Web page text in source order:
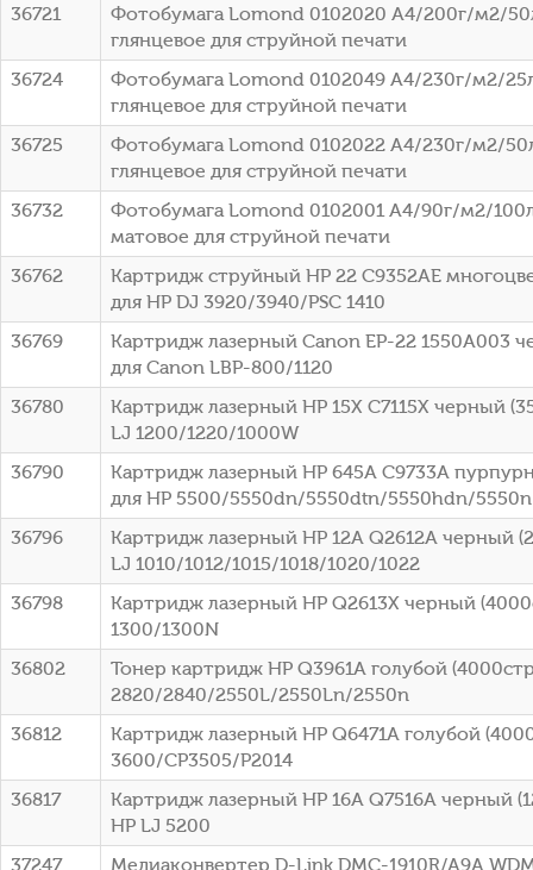
36721
Фотобумага Lomond 0102020 A4/200г/м2/
глянцевое для струйной печати
36724
Фотобумага Lomond 0102049 A4/230г/м2/
глянцевое для струйной печати
36725
Фотобумага Lomond 0102022 A4/230г/м2/
глянцевое для струйной печати
36732
Фотобумага Lomond 0102001 A4/90г/м2/
матовое для струйной печати
36762
Картридж струйный HP 22 C9352AE
для HP DJ 3920/3940/PSC 1410
36769
Картридж лазерный Canon EP-22 1550A003
для Canon LBP-800/1120
36780
Картридж лазерный HP 15X C7115X черный
LJ 1200/1220/1000W
36790
Картридж лазерный HP 645A C9733A
для HP 5500/5550dn/5550dtn/5550hdn/5550n
36796
Картридж лазерный HP 12A Q2612A черный
LJ 1010/1012/1015/1018/1020/1022
36798
Картридж лазерный HP Q2613X черный
1300/1300N
36802
Тонер картридж HP Q3961A голубой
2820/2840/2550L/2550Ln/2550n
36812
Картридж лазерный HP Q6471A голубой
3600/CP3505/P2014
36817
Картридж лазерный HP 16A Q7516A черный
HP LJ 5200
37247
Медиаконвертер D-Link DMC-1910R/A9A